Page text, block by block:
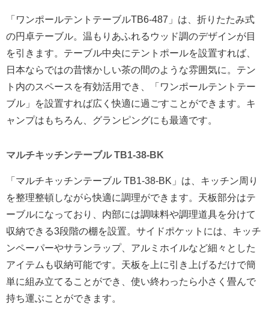
「ワンポールテントテーブルTB6-487」は、折りたたみ式
の円卓テーブル。温もりあふれるウッド調のデザインが目
を引きます。テーブル中央にテントポールを設置すれば、
日本ならではの昔懐かしい茶の間のような雰囲気に。テン
ト内のスペースを有効活用でき、「ワンポールテントテー
ブル」を設置すれば広く快適に過ごすことができます。キ
ャンプはもちろん、グランピングにも最適です。
マルチキッチンテーブル TB1-38-BK
「マルチキッチンテーブル TB1-38-BK」は、キッチン周り
を整理整頓しながら快適に調理ができます。天板部分はテ
ーブルになっており、内部には調味料や調理道具を分けて
収納できる3段階の棚を設置。サイドポケットには、キッチ
ンペーパーやサランラップ、アルミホイルなど細々とした
アイテムも収納可能です。天板を上に引き上げるだけで簡
単に組み立てることができ、使い終わったら小さく畳んで
持ち運ぶことができます。